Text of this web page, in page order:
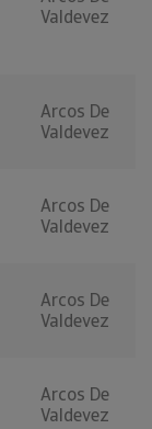
Valdevez
Arcos De
Valdevez
Arcos De
Valdevez
Arcos De
Valdevez
Arcos De
Valdevez